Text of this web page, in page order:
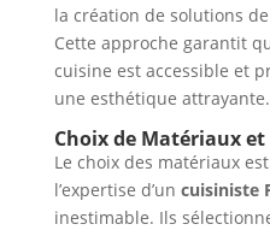
la création de solutions
Cette approche garantit
cuisine est accessible et
une esthétique attrayante.
Choix de Matériaux
Le choix des matériaux
l’expertise d’un cuisiniste
inestimable. Ils